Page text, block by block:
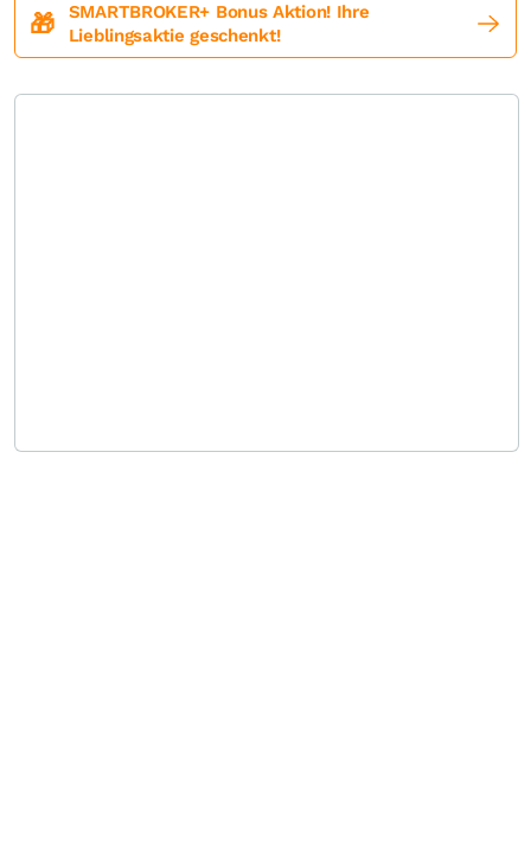
🎁
SMARTBROKER+ Bonus Aktion! Ihre
Lieblingsaktie geschenkt!